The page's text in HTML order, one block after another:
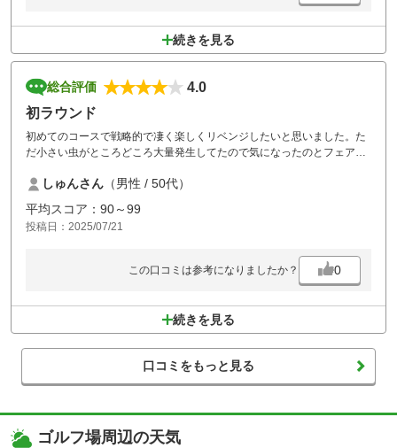
続きを見る
総合評価
4.0
初ラウンド
初めてのコースで戦略的で凄く楽しくリベンジしたいと思いました。た
だ小さい虫がところどころ大量発生してたので気になったのとフェアウ
でしたしゅんさん （男性 / 50代）
平均スコア：90～99
投稿日：2025/07/21
この口コミは参考になりましたか？ 0
続きを見る
口コミをもっと見る
ゴルフ場周辺の天気